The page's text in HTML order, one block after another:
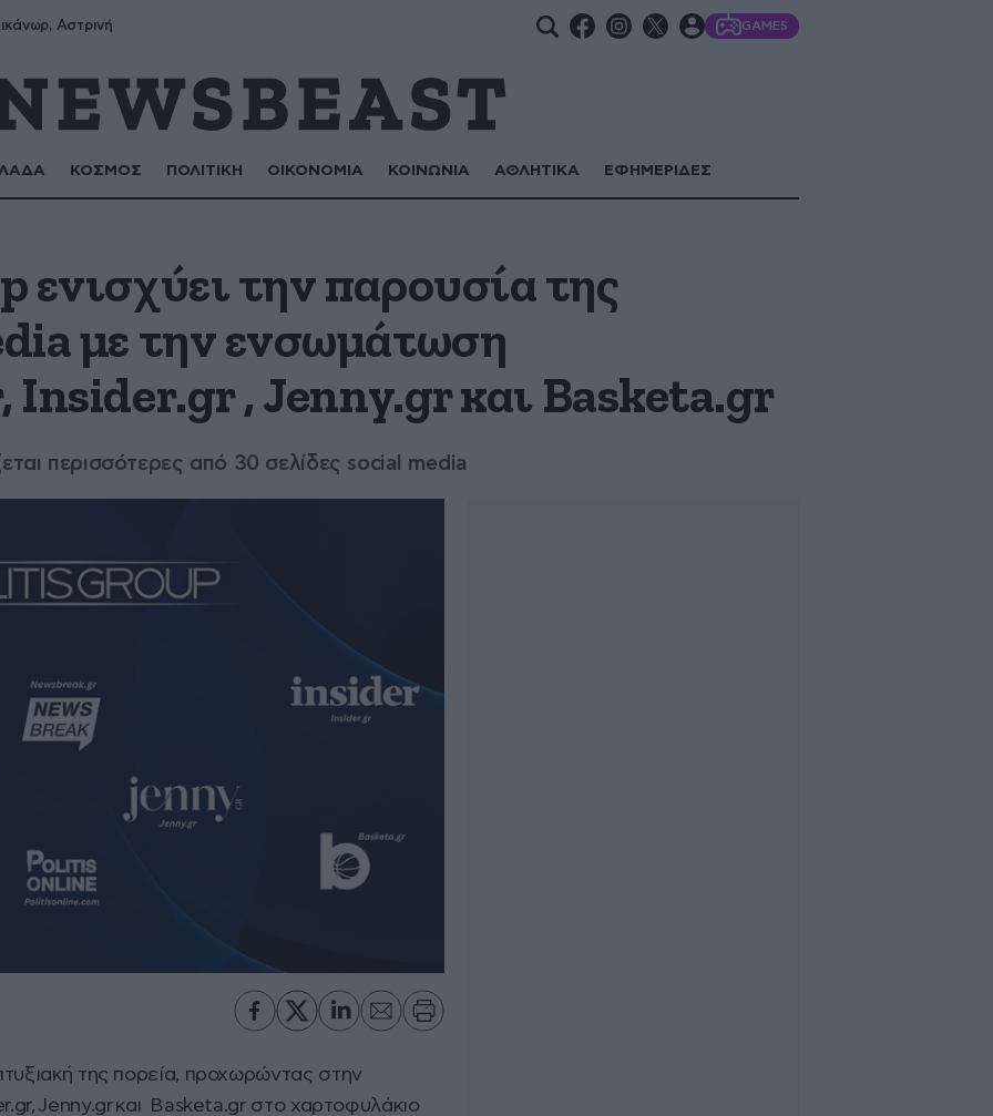
Αστρινή GAMES
ΚΟΣΜΟΣ ΠΟΛΙΤΙΚΗ ΟΙΚΟΝΟΜΙΑ ΚΟΙΝΩΝΙΑ ΑΘΛΗΤΙΚΑ ΕΦΗΜΕΡΙΔΕΣ
την παρουσία της
με την ενσωμάτωση
Insider.gr , Jenny.gr και Basketa.gr
περισσότερες από 30 σελίδες social media
της πορεία, προχωρώντας στην
Jenny.gr και Basketa.gr στο χαρτοφυλάκιο